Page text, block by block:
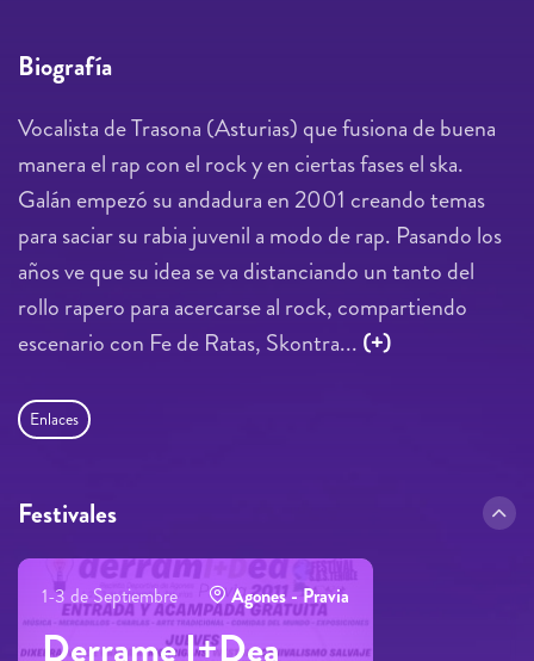
Biografía
Vocalista de Trasona (Asturias) que fusiona de buena
manera el rap con el rock y en ciertas fases el ska.
Galán empezó su andadura en 2001 creando temas
para saciar su rabia juvenil a modo de rap. Pasando los
años ve que su idea se va distanciando un tanto del
rollo rapero para acercarse al rock, compartiendo
escenario con Fe de Ratas, Skontra... (+)
Enlaces
Festivales
1-3 de Septiembre Agones - Pravia
Derrame I+Dea